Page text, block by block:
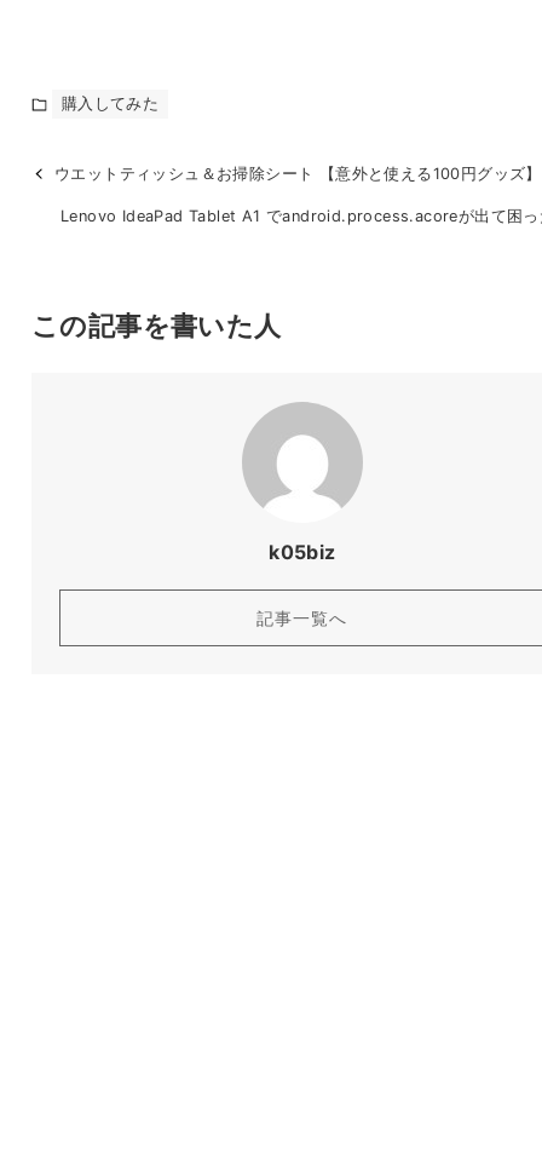
購入してみた
ウエットティッシュ＆お掃除シート 【意外と使える100円グッズ】
Lenovo IdeaPad Tablet A1 でandroid.process.acoreが出て困っ
この記事を書いた人
k05biz
記事一覧へ